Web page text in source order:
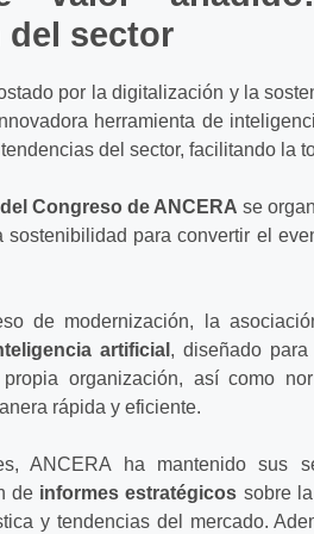
sector
por la digitalización y la
herramienta de
del sector, facilitando la
Congreso de ANCERA se
sostenibilidad para convertir el
de modernización, la
artificial , diseñado
organización, así como
rápida y eficiente.
ANCERA ha mantenido sus
de informes estratégicos sobre
y tendencias del mercado.